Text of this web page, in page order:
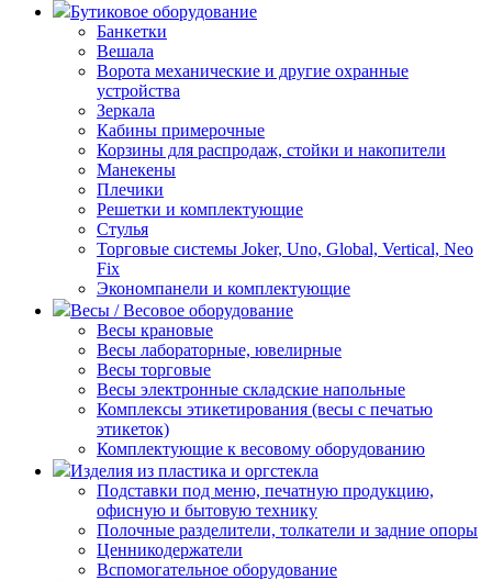
Бутиковое оборудование
Банкетки
Вешала
Ворота механические и другие охранные
устройства
Зеркала
Кабины примерочные
Корзины для распродаж, стойки и накопители
Манекены
Плечики
Решетки и комплектующие
Стулья
Торговые системы Joker, Uno, Global, Vertical, Neo
Fix
Экономпанели и комплектующие
Весы / Весовое оборудование
Весы крановые
Весы лабораторные, ювелирные
Весы торговые
Весы электронные складские напольные
Комплексы этикетирования (весы с печатью
этикеток)
Комплектующие к весовому оборудованию
Изделия из пластика и оргстекла
Подставки под меню, печатную продукцию,
офисную и бытовую технику
Полочные разделители, толкатели и задние опоры
Ценникодержатели
Вспомогательное оборудование